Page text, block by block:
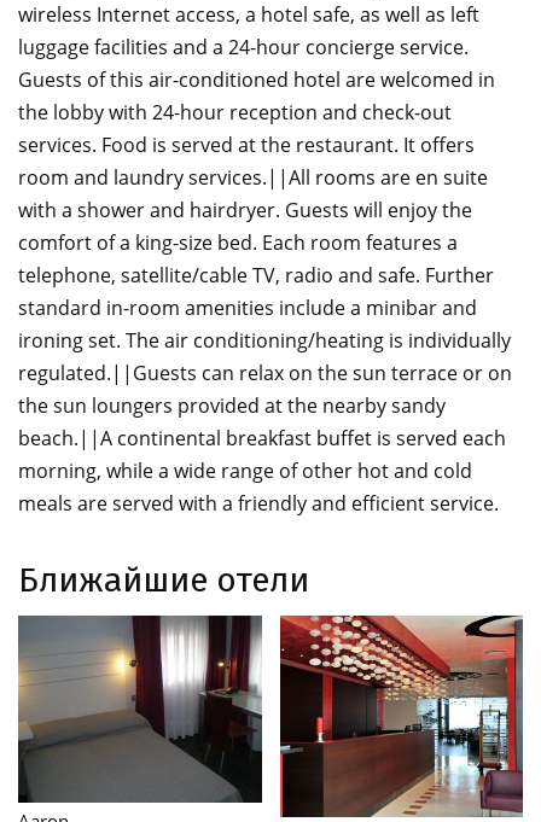
wireless Internet access, a hotel safe, as well as left
luggage facilities and a 24-hour concierge service.
Guests of this air-conditioned hotel are welcomed in
the lobby with 24-hour reception and check-out
services. Food is served at the restaurant. It offers
room and laundry services.||All rooms are en suite
with a shower and hairdryer. Guests will enjoy the
comfort of a king-size bed. Each room features a
telephone, satellite/cable TV, radio and safe. Further
standard in-room amenities include a minibar and
ironing set. The air conditioning/heating is individually
regulated.||Guests can relax on the sun terrace or on
the sun loungers provided at the nearby sandy
beach.||A continental breakfast buffet is served each
morning, while a wide range of other hot and cold
meals are served with a friendly and efficient service.
Ближайшие отели
Adua Venezia Ai Cavalieri Di Venezia